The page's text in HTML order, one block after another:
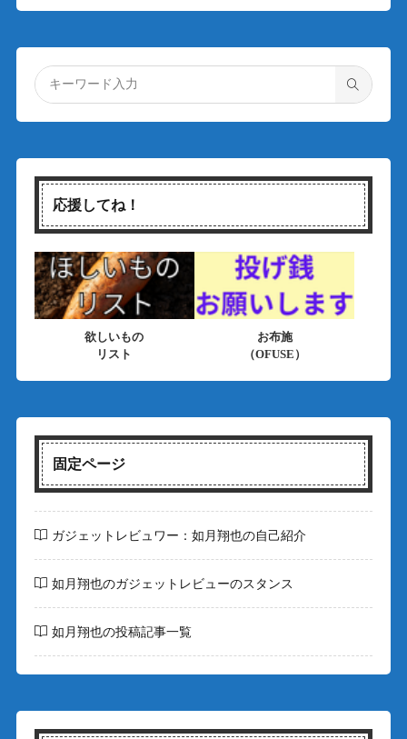
応援してね！
欲しいもの
リスト
お布施
（OFUSE）
固定ページ
ガジェットレビュワー：如月翔也の自己紹介
如月翔也のガジェットレビューのスタンス
如月翔也の投稿記事一覧